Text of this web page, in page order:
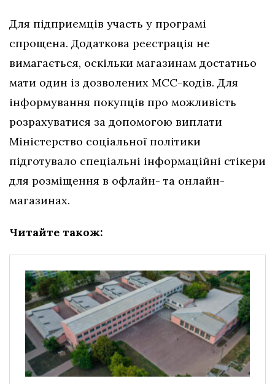
Для підприємців участь у програмі
спрощена. Додаткова реєстрація не
вимагається, оскільки магазинам достатньо
мати один із дозволених МСС-кодів. Для
інформування покупців про можливість
розрахуватися за допомогою виплати
Міністерство соціальної політики
підготувало спеціальні інформаційні стікери
для розміщення в офлайн- та онлайн-
магазинах.
Читайте також: